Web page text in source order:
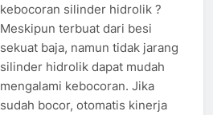
kebocoran silinder hidrolik ?
Meskipun terbuat dari besi
sekuat baja, namun tidak jarang
silinder hidrolik dapat mudah
mengalami kebocoran. Jika
sudah bocor, otomatis kinerja